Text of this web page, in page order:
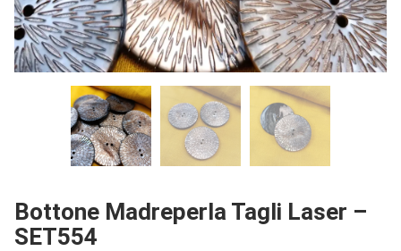
Bottone Madreperla Tagli Laser –
SET554